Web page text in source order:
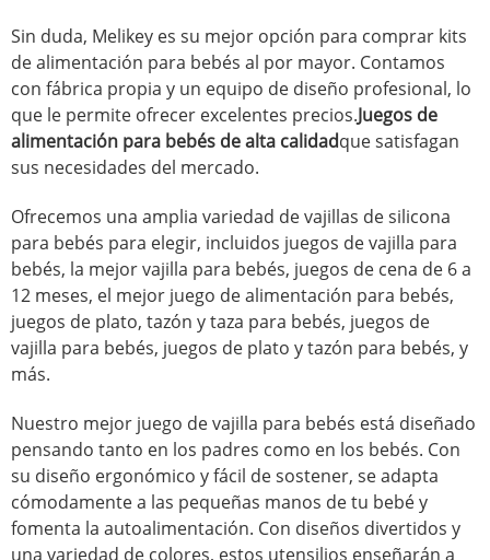
Sin duda, Melikey es su mejor opción para comprar kits
de alimentación para bebés al por mayor. Contamos
con fábrica propia y un equipo de diseño profesional, lo
que le permite ofrecer excelentes precios.Juegos de
alimentación para bebés de alta calidadque satisfagan
sus necesidades del mercado.
Ofrecemos una amplia variedad de vajillas de silicona
para bebés para elegir, incluidos juegos de vajilla para
bebés, la mejor vajilla para bebés, juegos de cena de 6 a
12 meses, el mejor juego de alimentación para bebés,
juegos de plato, tazón y taza para bebés, juegos de
vajilla para bebés, juegos de plato y tazón para bebés, y
más.
Nuestro mejor juego de vajilla para bebés está diseñado
pensando tanto en los padres como en los bebés. Con
su diseño ergonómico y fácil de sostener, se adapta
cómodamente a las pequeñas manos de tu bebé y
fomenta la autoalimentación. Con diseños divertidos y
una variedad de colores, estos utensilios enseñarán a